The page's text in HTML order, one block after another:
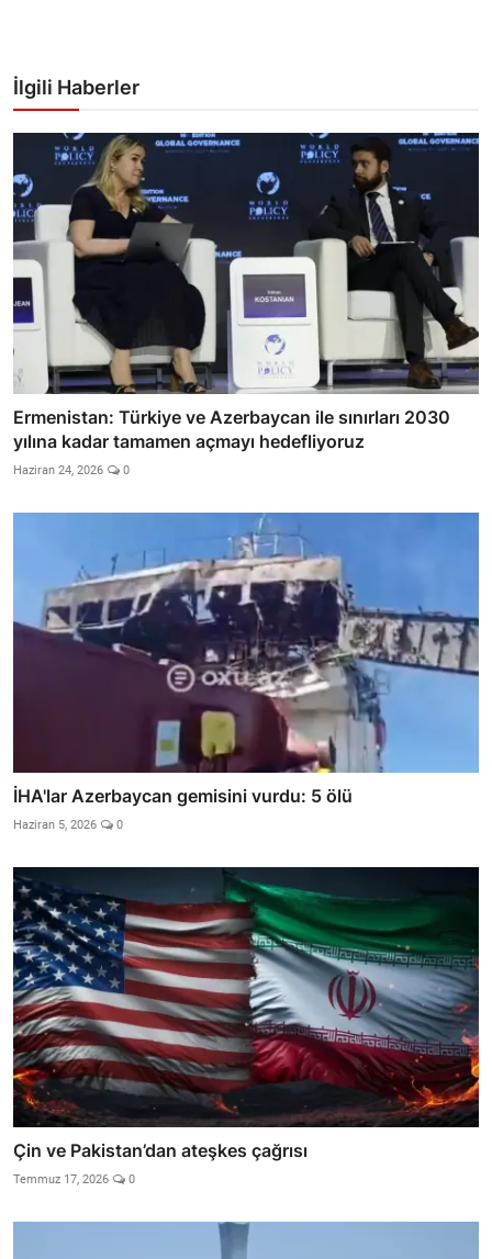
İlgili Haberler
Ermenistan: Türkiye ve Azerbaycan ile sınırları 2030
yılına kadar tamamen açmayı hedefliyoruz
Haziran 24, 2026 0
İHA'lar Azerbaycan gemisini vurdu: 5 ölü
Haziran 5, 2026 0
Çin ve Pakistan’dan ateşkes çağrısı
Temmuz 17, 2026 0